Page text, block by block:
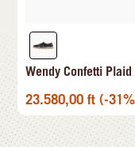
Wendy Confetti Plaid
23.580,00 ft (-